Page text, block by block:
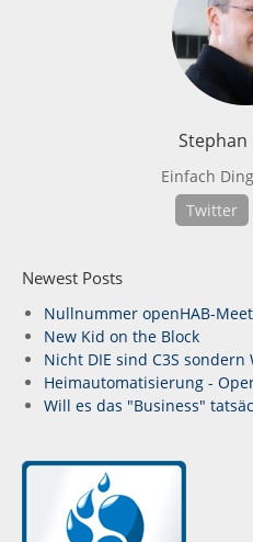
Stephan
Einfach
Twitter
Newest Posts
Nullnummer openHAB-
New Kid on the Block
Nicht DIE sind C3S sondern
Heimautomatisierung -
Will es das "Business"